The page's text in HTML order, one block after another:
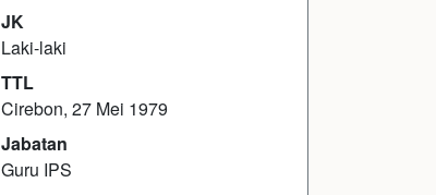
JK
Laki-laki
TTL
Cirebon, 27 Mei 1979
Jabatan
Guru IPS